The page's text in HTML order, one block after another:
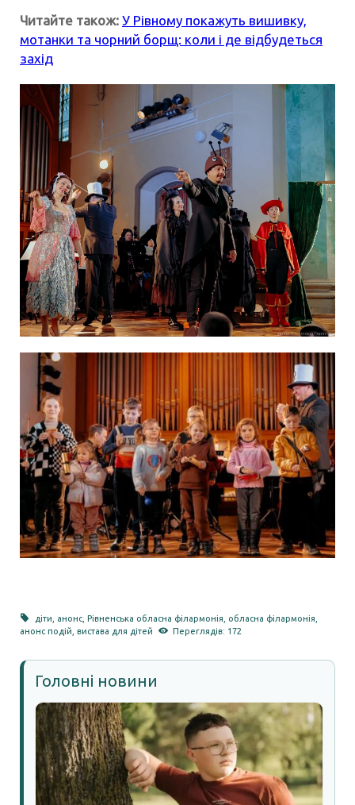
Читайте також: У Рівному покажуть вишивку,
мотанки та чорний борщ: коли і де відбудеться
захід
діти анонс Рівненська обласна філармонія обласна філармонія
анонс подій вистава для дітей Переглядів: 172
Головні новини